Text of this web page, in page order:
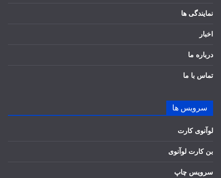
نمایندگی ها
اخبار
درباره ما
تماس با ما
سرویس ها
لوآنوی کارت
بن کارت لوآنوی
سرویس چاپ